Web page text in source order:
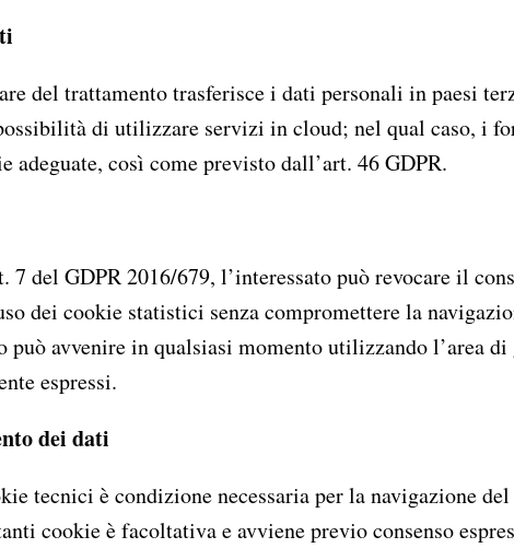
del trattamento trasferisce i dati personali in paesi
di utilizzare servizi in cloud; nel qual caso, i
adeguate, così come previsto dall’art. 46 GDPR.
del GDPR 2016/679, l’interessato può revocare il
dei cookie statistici senza compromettere la
può avvenire in qualsiasi momento utilizzando l’area
espressi.
dei dati
tecnici è condizione necessaria per la navigazione
cookie è facoltativa e avviene previo consenso